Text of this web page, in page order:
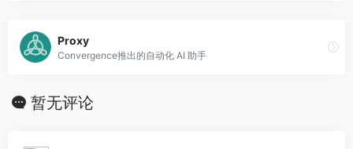
Proxy
Convergence推出的自动化 AI 助手
暂无评论